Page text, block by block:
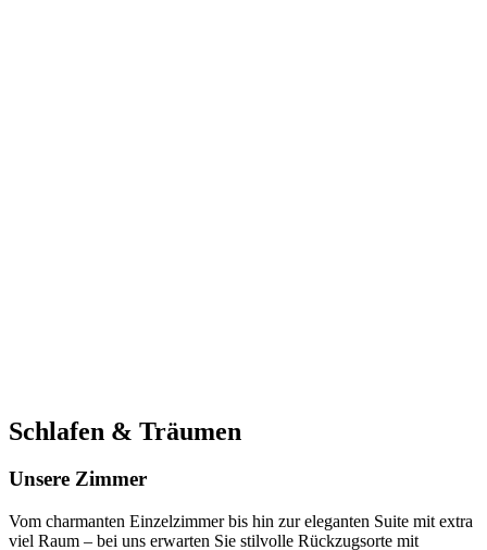
Schlafen & Träumen
Unsere Zimmer
Vom charmanten Einzelzimmer bis hin zur eleganten Suite mit extra
viel Raum – bei uns erwarten Sie stilvolle Rückzugsorte mit